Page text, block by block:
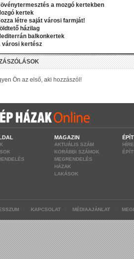
a mozgó kertekben
kertek
létre saját városi farmját!
házilag
balkonkertek
városi kertész
MAGAZIN
AKTUÁLIS SZÁM
KORÁBBI SZÁMOK
MEGRENDELÉS
HÁZAK
LAKÁSOK
KAPCSOLAT MÉDIAAJÁNLAT